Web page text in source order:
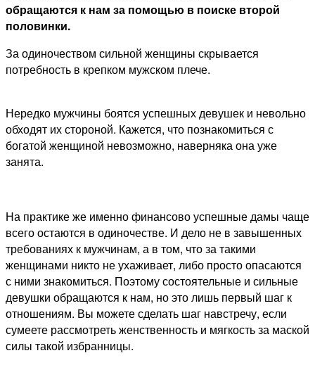
обращаются к нам за помощью в поиске второй
половинки.
За одиночеством сильной женщины скрывается
потребность в крепком мужском плече.
Нередко мужчины боятся успешных девушек и невольно
обходят их стороной. Кажется, что познакомиться с
богатой женщиной невозможно, наверняка она уже
занята.
На практике же именно финансово успешные дамы чаще
всего остаются в одиночестве. И дело не в завышенных
требованиях к мужчинам, а в том, что за такими
женщинами никто не ухаживает, либо просто опасаются
с ними знакомиться. Поэтому состоятельные и сильные
девушки обращаются к нам, но это лишь первый шаг к
отношениям. Вы можете сделать шаг навстречу, если
сумеете рассмотреть женственность и мягкость за маской
силы такой избранницы.